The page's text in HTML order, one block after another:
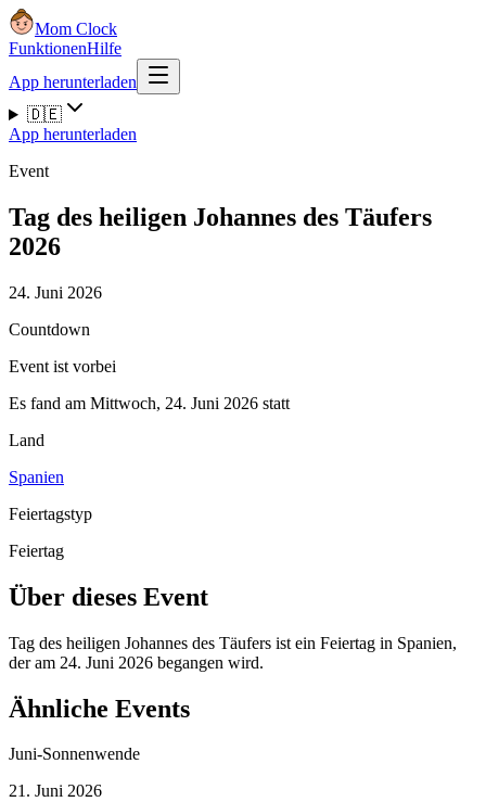
Mom Clock
FunktionenHilfe
App herunterladen
🇩🇪
App herunterladen
Event
Tag des heiligen Johannes des Täufers
2026
24. Juni 2026
Countdown
Event ist vorbei
Es fand am Mittwoch, 24. Juni 2026 statt
Land
Spanien
Feiertagstyp
Feiertag
Über dieses Event
Tag des heiligen Johannes des Täufers ist ein Feiertag in Spanien,
der am 24. Juni 2026 begangen wird.
Ähnliche Events
Juni-Sonnenwende
21. Juni 2026